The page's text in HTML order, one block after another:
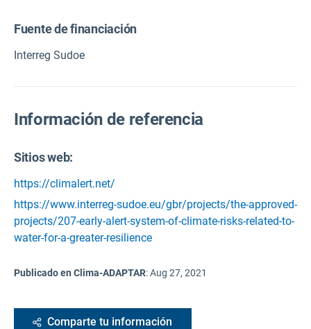
Fuente de financiación
Interreg Sudoe
Información de referencia
Sitios web:
https://climalert.net/
https://www.interreg-sudoe.eu/gbr/projects/the-approved-
projects/207-early-alert-system-of-climate-risks-related-to-
water-for-a-greater-resilience
Publicado en Clima-ADAPTAR:Aug 27, 2021
Comparte tu información